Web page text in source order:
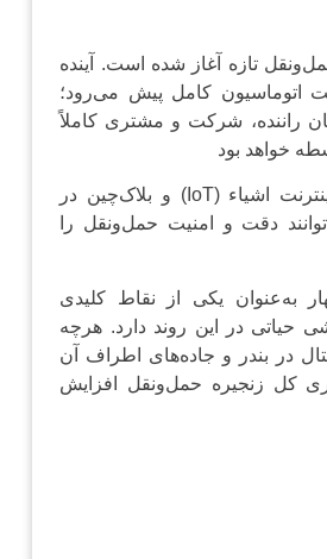
تازه آغاز شده است. آینده
اتوماسیون کامل پیش می‌رود؛
راننده، شرکت و مشتری کاملاً
خواهد بود
هوش مصنوعی، اینترنت اشیاء (IoT) و بلاک‌چین در
دقت و امنیت حمل‌ونقل را
به‌عنوان یکی از نقاط کلیدی
حیاتی در این روند دارد. هرچه
در بندر و جاده‌های اطراف آن
کل زنجیره حمل‌ونقل افزایش